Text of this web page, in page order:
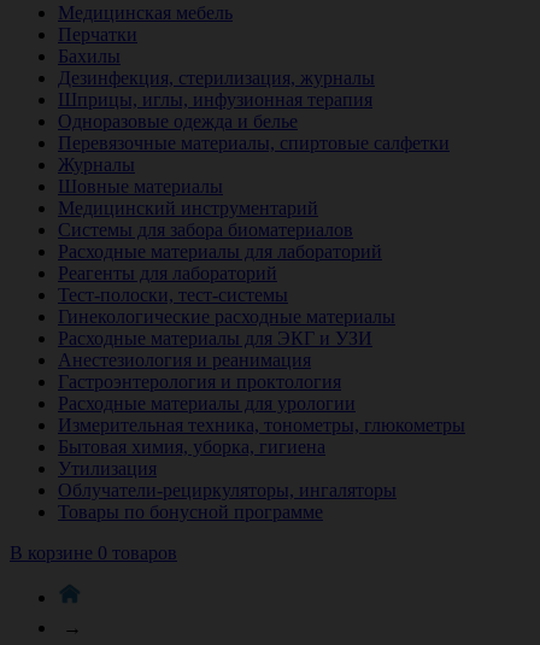
Медицинская мебель
Перчатки
Бахилы
Дезинфекция, стерилизация, журналы
Шприцы, иглы, инфузионная терапия
Одноразовые одежда и белье
Перевязочные материалы, спиртовые салфетки
Журналы
Шовные материалы
Медицинский инструментарий
Системы для забора биоматериалов
Расходные материалы для лабораторий
Реагенты для лабораторий
Тест-полоски, тест-системы
Гинекологические расходные материалы
Расходные материалы для ЭКГ и УЗИ
Анестезиология и реанимация
Гастроэнтерология и проктология
Расходные материалы для урологии
Измерительная техника, тонометры, глюкометры
Бытовая химия, уборка, гигиена
Утилизация
Облучатели-рециркуляторы, ингаляторы
Товары по бонусной программе
В корзине 0 товаров
→